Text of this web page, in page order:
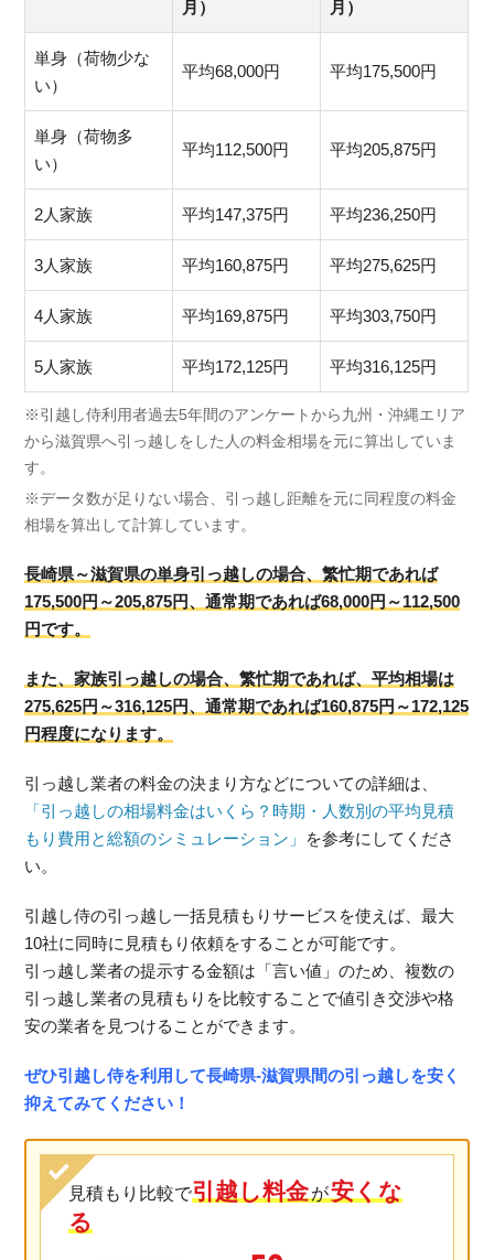
月） 月）
単身（荷物少な
い）
平均68,000円 平均175,500円
単身（荷物多
い）
平均112,500円 平均205,875円
2人家族 平均147,375円 平均236,250円
3人家族 平均160,875円 平均275,625円
4人家族 平均169,875円 平均303,750円
5人家族 平均172,125円 平均316,125円
※引越し侍利用者過去5年間のアンケートから九州・沖縄エリア
から滋賀県へ引っ越しをした人の料金相場を元に算出していま
す。
※データ数が足りない場合、引っ越し距離を元に同程度の料金
相場を算出して計算しています。
長崎県～滋賀県の単身引っ越しの場合、繁忙期であれば
175,500円～205,875円、通常期であれば68,000円～112,500
円です。
また、家族引っ越しの場合、繁忙期であれば、平均相場は
275,625円～316,125円、通常期であれば160,875円～172,125
円程度になります。
引っ越し業者の料金の決まり方などについての詳細は、
「引っ越しの相場料金はいくら？時期・人数別の平均見積
もり費用と総額のシミュレーション」 を参考にしてくださ
い。
引越し侍の引っ越し一括見積もりサービスを使えば、最大
10社に同時に見積もり依頼をすることが可能です。
引っ越し業者の提示する金額は「言い値」のため、複数の
引っ越し業者の見積もりを比較することで値引き交渉や格
安の業者を見つけることができます。
ぜひ引越し侍を利用して長崎県-滋賀県間の引っ越しを安く
抑えてみてください！
見積もり比較で引越し料金が安くな
る